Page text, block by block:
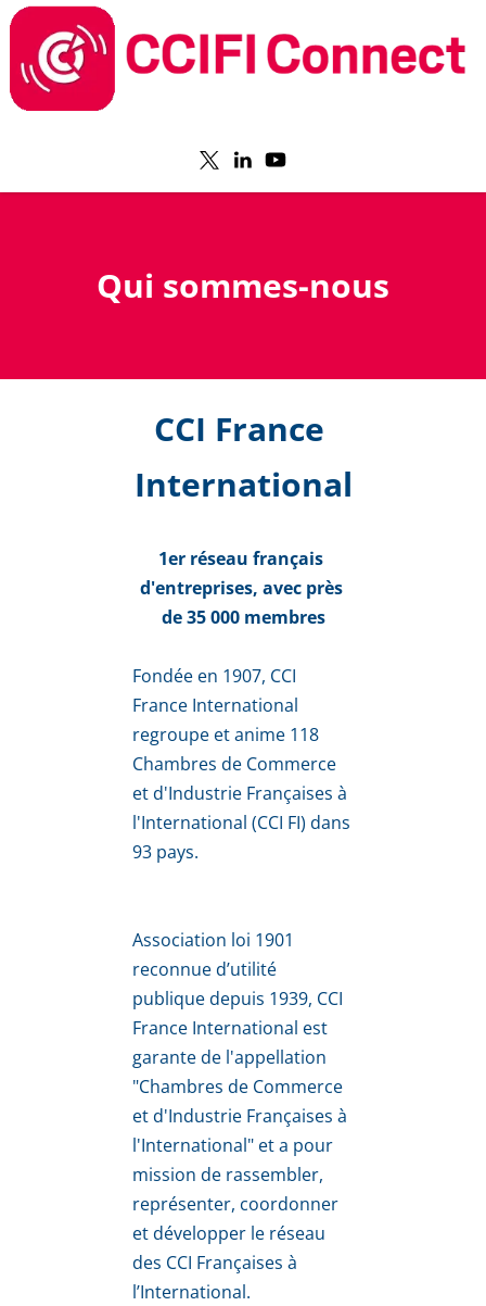
Qui sommes-nous
CCI France
International
1er réseau français
d'entreprises, avec près
de 35 000 membres
Fondée en 1907, CCI
France International
regroupe et anime 118
Chambres de Commerce
et d'Industrie Françaises à
l'International (CCI FI) dans
93 pays.
Association loi 1901
reconnue d’utilité
publique depuis 1939, CCI
France International est
garante de l'appellation
"Chambres de Commerce
et d'Industrie Françaises à
l'International" et a pour
mission de rassembler,
représenter, coordonner
et développer le réseau
des CCI Françaises à
l’International.